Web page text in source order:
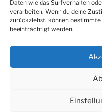
Daten wie das Surfverhalten
verarbeiten. Wenn du deine
zurückziehst, können
beeinträchtigt werden.
© 2022